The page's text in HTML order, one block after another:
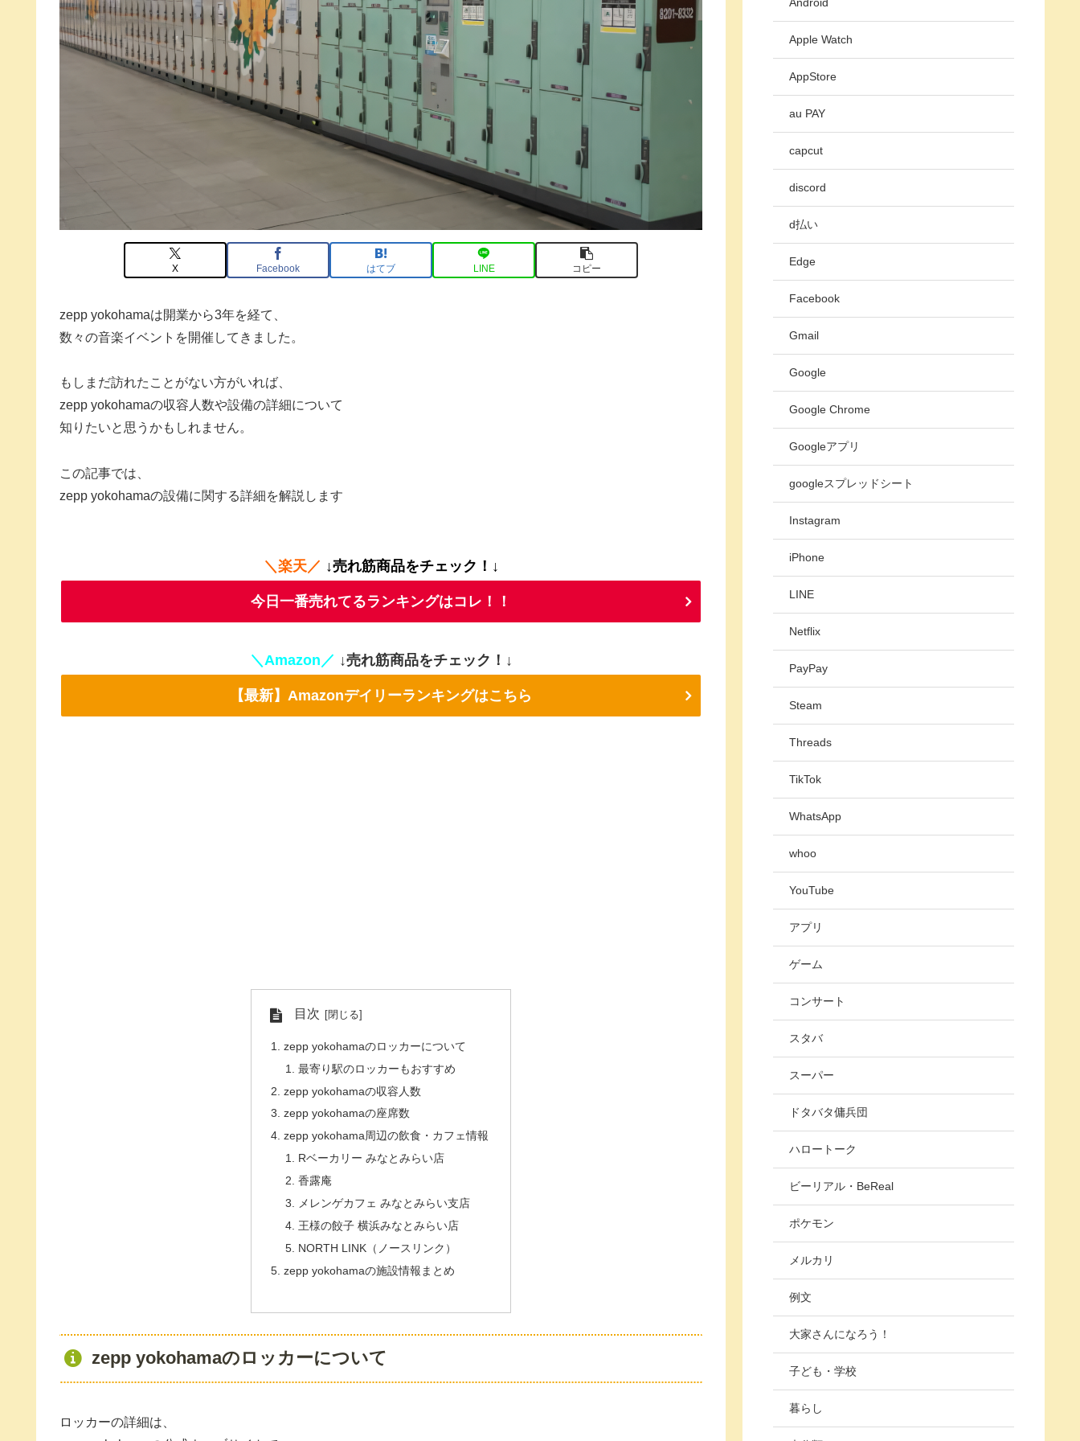
X Facebook はてブ LINE コピー
zepp yokohamaは開業から3年を経て、
数々の音楽イベントを開催してきました。
もしまだ訪れたことがない方がいれば、
zepp yokohamaの収容人数や設備の詳細について
知りたいと思うかもしれません。
この記事では、
zepp yokohamaの設備に関する詳細を解説します
＼楽天／ ↓売れ筋商品をチェック！↓
今日一番売れてるランキングはコレ！！
＼Amazon／ ↓売れ筋商品をチェック！↓
【最新】Amazonデイリーランキングはこちら
目次
zepp yokohamaのロッカーについて
最寄り駅のロッカーもおすすめ
zepp yokohamaの収容人数
zepp yokohamaの座席数
zepp yokohama周辺の飲食・カフェ情報
Rベーカリー みなとみらい店
香露庵
メレンゲカフェ みなとみらい支店
王様の餃子 横浜みなとみらい店
NORTH LINK（ノースリンク）
zepp yokohamaの施設情報まとめ
zepp yokohamaのロッカーについて
ロッカーの詳細は、
Apple Watch
AppStore
au PAY
capcut
discord
d払い
Edge
Facebook
Gmail
Google
Google Chrome
Googleアプリ
googleスプレッドシート
Instagram
iPhone
LINE
Netflix
PayPay
Steam
Threads
TikTok
WhatsApp
whoo
YouTube
アプリ
ゲーム
コンサート
スタバ
スーパー
ドタバタ傭兵団
ハロートーク
ビーリアル・BeReal
ポケモン
メルカリ
例文
大家さんになろう！
子ども・学校
暮らし